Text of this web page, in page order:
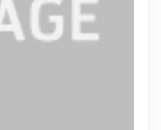
กษียณในปีนี้ต้องเตรี
การ ▶️ ประชาสัมพันธ์